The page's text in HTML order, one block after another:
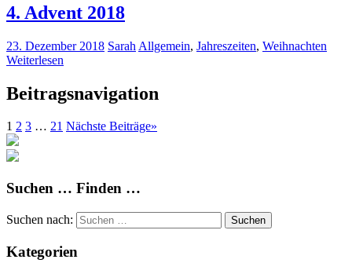
4. Advent 2018
23. Dezember 2018 Sarah Allgemein, Jahreszeiten, Weihnachten
Weiterlesen
Beitragsnavigation
1 2 3 … 21 Nächste Beiträge»
Suchen … Finden …
Suchen nach: Suchen
Kategorien